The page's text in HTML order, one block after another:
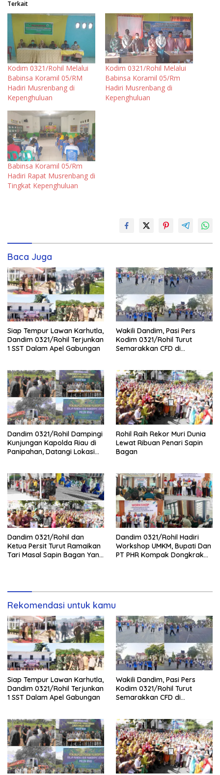
Terkait
Kodim 0321/Rohil Melalui
Babinsa Koramil 05/RM
Hadiri Musrenbang di
Kepenghuluan
Kodim 0321/Rohil Melalui
Babinsa Koramil 05/Rm
Hadiri Musrenbang di
Kepenghuluan
Babinsa Koramil 05/Rm
Hadiri Rapat Musrenbang di
Tingkat Kepenghuluan
Baca Juga
Siap Tempur Lawan Karhutla,
Dandim 0321/Rohil Terjunkan
1 SST Dalam Apel Gabungan
Wakili Dandim, Pasi Pers
Kodim 0321/Rohil Turut
Semarakkan CFD di
Dandim 0321/Rohil Dampingi
Kunjungan Kapolda Riau di
Panipahan, Datangi Lokasi
Rohil Raih Rekor Muri Dunia
Lewat Ribuan Penari Sapin
Bagan
Dandim 0321/Rohil dan
Ketua Persit Turut Ramaikan
Tari Masal Sapin Bagan Yang
Dandim 0321/Rohil Hadiri
Workshop UMKM, Bupati Dan
PT PHR Kompak Dongkrak
Rekomendasi untuk kamu
Siap Tempur Lawan Karhutla,
Dandim 0321/Rohil Terjunkan
1 SST Dalam Apel Gabungan
Wakili Dandim, Pasi Pers
Kodim 0321/Rohil Turut
Semarakkan CFD di